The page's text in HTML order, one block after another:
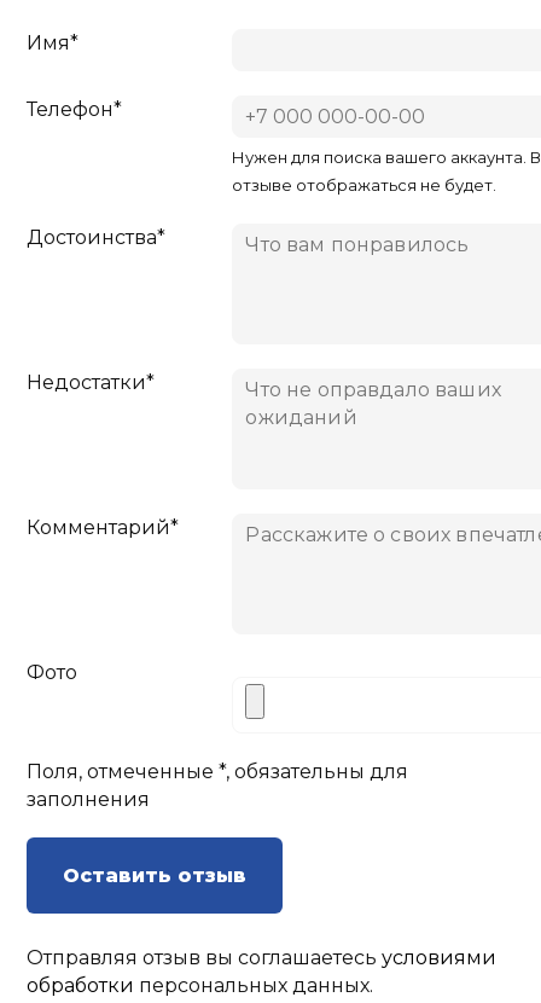
Имя*
Телефон*
Нужен для поиска вашего аккаунта. В
отзыве отображаться не будет.
Достоинства*
Недостатки*
Комментарий*
Фото
Поля, отмеченные *, обязательны для
заполнения
Оставить отзыв
Отправляя отзыв вы соглашаетесьусловиями
обработки персональных данных.